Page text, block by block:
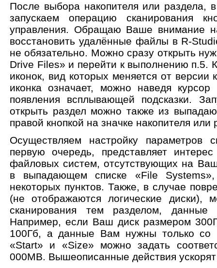
После выбора накопителя или раздела,
запускаем операцию сканирования
управления. Обращаю Ваше внимание
восстановить удалённые файлы в R-
не обязательно. Можно сразу открыть
Drive Files» и перейти к выполнению п.5.
иконок, вид которых меняется от версии
иконка означает, можно наведя
появления всплывающей подсказки.
открыть раздел можно также из
правой кнопкой на значке накопителя или
Осуществляем настройку параметров
первую очередь, представляет
файловых систем, отсутствующих на
в выпадающем списке «File
некоторых пунктов. Также, в случае
(не отображаются логические диски),
сканирования тем разделом,
Например, если Ваш диск размером
100Гб, а данные Вам нужны только со
«Start» и «Size» можно задать
000MB. Вышеописанные действия